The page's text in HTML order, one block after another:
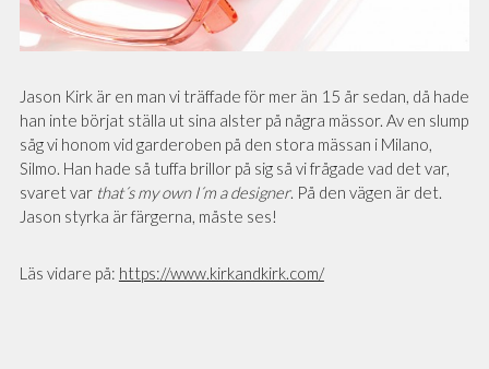
Jason Kirk är en man vi träffade för mer än 15 år sedan, då hade
han inte börjat ställa ut sina alster på några mässor. Av en slump
såg vi honom vid garderoben på den stora mässan i Milano,
Silmo. Han hade så tuffa brillor på sig så vi frågade vad det var,
svaret var that´s my own I´m a designer. På den vägen är det.
Jason styrka är färgerna, måste ses!
Läs vidare på: https://www.kirkandkirk.com/